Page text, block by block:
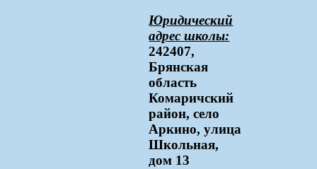
Юридический
адрес школы:
242407,
Брянская
область
Комаричский
район, село
Аркино, улица
Школьная,
дом 13